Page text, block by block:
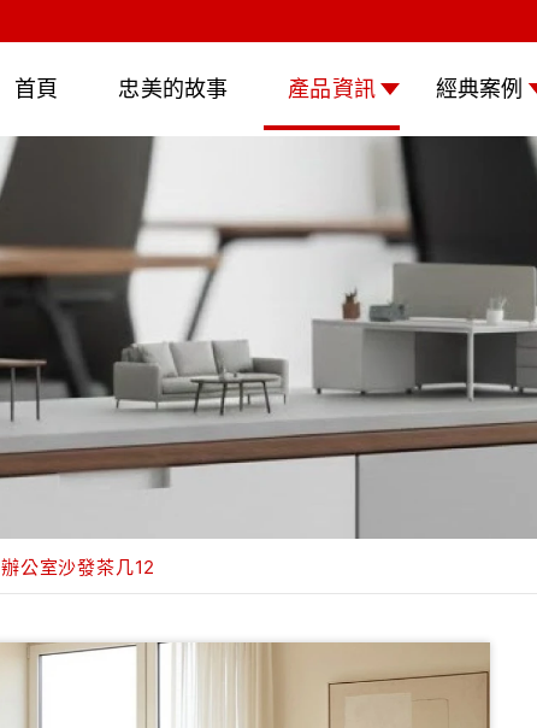
首頁 忠美的故事 產品資訊 經典案例
辦公室沙發茶几12